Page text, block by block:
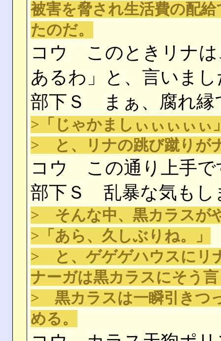
被害を脅され生活費の配
たのだ。
コウ このときリナは
あるわ」と、言いまし
部下Ｓ まぁ、腐れ縁
>「じゃかましぃぃぃぃぃ
> と、リナの跳び蹴りが
コウ この通り上手で
部下Ｓ 乱暴な気も
> そんな中、黒カラスが
>「あら、久しぶりね。」
> と、ゲゲゲハウスにリ
ナーガは黒カラスにそう
> 黒カラスは一瞬引きつ
める。